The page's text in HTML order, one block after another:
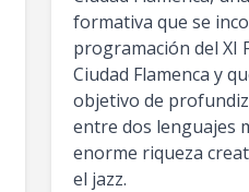
formativa que se
programación del XI
Ciudad Flamenca y
objetivo de
entre dos lenguajes
enorme riqueza
el jazz.